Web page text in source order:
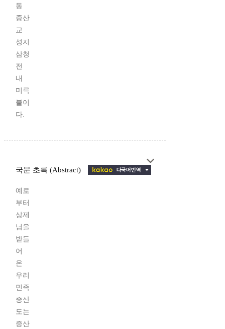
동
증산
교
성지
삼청
전
내
미륵
불이
다.
국문 초록 (Abstract)
예로
부터
상제
님을
받들
어
온
우리
민족
증산
도는
증산